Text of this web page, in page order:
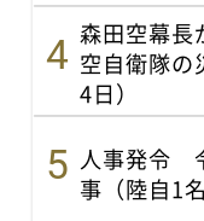
森田空幕
空自衛隊の
4日）
人事発令
事（陸自1